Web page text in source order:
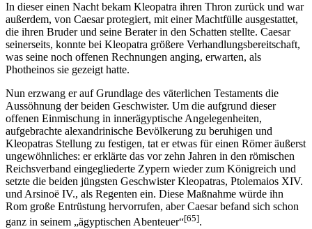
In dieser einen Nacht bekam Kleopatra ihren Thron zurück und war
außerdem, von Caesar protegiert, mit einer Machtfülle ausgestattet,
die ihren Bruder und seine Berater in den Schatten stellte. Caesar
seinerseits, konnte bei Kleopatra größere Verhandlungsbereitschaft,
was seine noch offenen Rechnungen anging, erwarten, als
Photheinos sie gezeigt hatte.
Nun erzwang er auf Grundlage des väterlichen Testaments die
Aussöhnung der beiden Geschwister. Um die aufgrund dieser
offenen Einmischung in innerägyptische Angelegenheiten,
aufgebrachte alexandrinische Bevölkerung zu beruhigen und
Kleopatras Stellung zu festigen, tat er etwas für einen Römer äußerst
ungewöhnliches: er erklärte das vor zehn Jahren in den römischen
Reichsverband eingegliederte Zypern wieder zum Königreich und
setzte die beiden jüngsten Geschwister Kleopatras, Ptolemaios XIV.
und Arsinoë IV., als Regenten ein. Diese Maßnahme würde ihn
Rom große Entrüstung hervorrufen, aber Caesar befand sich schon
ganz in seinem „ägyptischen Abenteuer“[65].